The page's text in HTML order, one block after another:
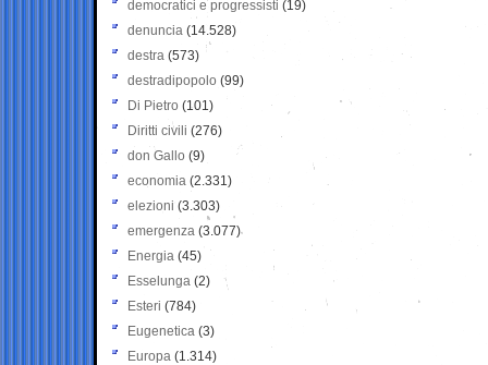
democratici e progressisti (19)
denuncia (14.528)
destra (573)
destradipopolo (99)
Di Pietro (101)
Diritti civili (276)
don Gallo (9)
economia (2.331)
elezioni (3.303)
emergenza (3.077)
Energia (45)
Esselunga (2)
Esteri (784)
Eugenetica (3)
Europa (1.314)